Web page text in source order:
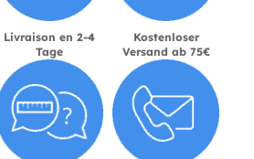
Livraison en 2-4
Tage
Kostenloser
Versand ab 75€